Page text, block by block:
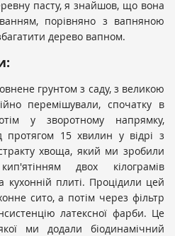
пасту, я знайшов, що вона
порівняно з вапняною
дерево вапном.
грунтом з саду, з великою
перемішували, спочатку в
у зворотному напрямку,
протягом 15 хвилин у відрі з
хвоща, який ми зробили
двох кілограмів
плиті. Процідили цей
сито, а потім через фільтр
латексної фарби. Це
ми додали біодинамічний